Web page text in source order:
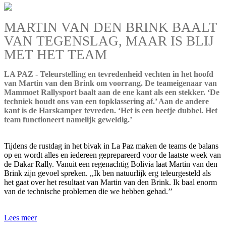
MARTIN VAN DEN BRINK BAALT
VAN TEGENSLAG, MAAR IS BLIJ
MET HET TEAM
LA PAZ - Teleurstelling en tevredenheid vechten in het hoofd
van Martin van den Brink om voorrang. De teameigenaar van
Mammoet Rallysport baalt aan de ene kant als een stekker. ‘De
techniek houdt ons van een topklassering af.’ Aan de andere
kant is de Harskamper tevreden. ‘Het is een beetje dubbel. Het
team functioneert namelijk geweldig.’
Tijdens de rustdag in het bivak in La Paz maken de teams de balans
op en wordt alles en iedereen geprepareerd voor de laatste week van
de Dakar Rally. Vanuit een regenachtig Bolivia laat Martin van den
Brink zijn gevoel spreken. ,,Ik ben natuurlijk erg teleurgesteld als
het gaat over het resultaat van Martin van den Brink. Ik baal enorm
van de technische problemen die we hebben gehad.’’
Lees meer